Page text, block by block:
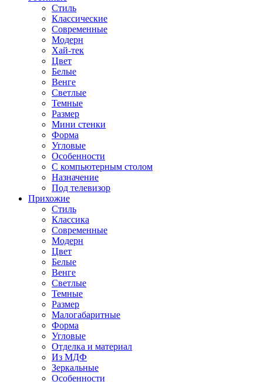
Стиль
Классические
Современные
Модерн
Хай-тек
Цвет
Белые
Венге
Светлые
Темные
Размер
Мини стенки
Форма
Угловые
Особенности
С компьютерным столом
Назначение
Под телевизор
Прихожие
Стиль
Классика
Современные
Модерн
Цвет
Белые
Венге
Светлые
Темные
Размер
Малогабаритные
Форма
Угловые
Отделка и материал
Из МДФ
Зеркальные
Особенности